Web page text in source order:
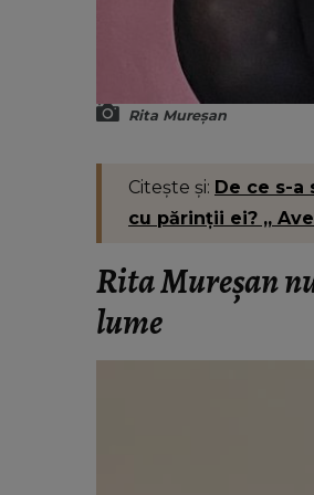
Rita Mureșan
Citește și: De ce s-
cu părinții ei? „
Rita Mureșan
lume